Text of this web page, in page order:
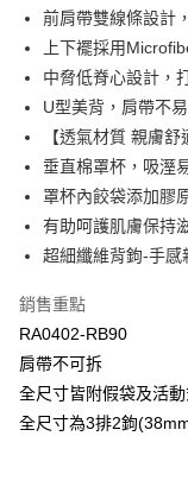
台新國際商業銀行
台灣樂天信用卡公司
AFTEE先享後付
相關說明
【關於「AFTEE先享後
AFTEE先享後付是「在
便利好安心！
１．簡單：不需註冊會員
２．便利：只要手機號
【「AFTEE先享後付」
１．於結帳方式選擇「
結帳頁面，進行簡訊認
３．收到繳費通知簡訊
ATM／網路銀行／等多
※ 請注意：結帳手續完
購買商品的店家。未經
後付繳納相關費用。
※ 交易是否成功請以「
運送方式
全家取貨付款$888免
每筆NT$90，滿
付款後全家取貨$888
每筆NT$90，滿
萊爾富取貨付款
每筆NT$90，滿
付款後萊爾富取貨
前肩帶雙線條設計
上下襬採用
中脅低脊心設計，
U型美背，肩帶不
【透氣材質 親膚舒
垂直棉罩杯，吸溼
罩杯內餃袋添加膠
有助呵護肌膚保持
超細纖維背鉤-手感
銷售重點
RA0402-RB90
肩帶不可拆
全尺寸皆附假袋及活
全尺寸為3排2鉤